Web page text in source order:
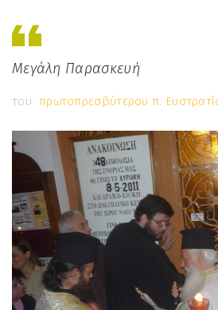
Μεγάλη Παρασκευή
του πρωτοπρεσβύτερου π.